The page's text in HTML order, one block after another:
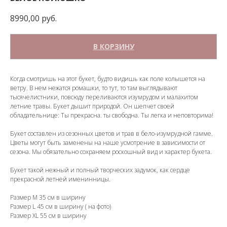
8990,00 руб.
В КОРЗИНУ
Когда смотришь на этот букет, будто видишь как поле колышется на
ветру. В нем нежатся ромашки, то тут, то там выглядывают
тысячелистники, повсюду переливаются изумрудом и малахитом
летние травы. Букет дышит природой. Он шепчет своей
обладательнице: Ты прекрасна. ты свободна. Ты легка и неповторима!
Букет составлен из сезонных цветов и трав в бело-изумрудной гамме.
Цветы могут быть заменены на наше усмотрение в зависимости от
сезона. Мы обязательно сохраняем роскошный вид и характер букета.
Букет такой нежный и полный творческих задумок, как сердце
прекрасной летней именинницы.
Размер М 35 см в ширину
Размер L 45 см в ширину ( на фото)
Размер XL 55 см в ширину